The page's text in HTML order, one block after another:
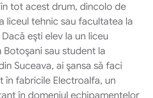
tot acest drum, dincolo de
liceul tehnic sau facultatea la
eşti elev la un liceu
sau student la
Suceava, ai şansa să faci
în fabricile Electroalfa, un
în domeniul echipamentelor